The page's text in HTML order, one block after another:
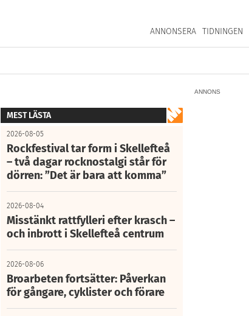
ANNONSERA TIDNINGEN
ANNONS
MEST LÄSTA
2026-08-05
Rockfestival tar form i Skellefteå
– två dagar rocknostalgi står för
dörren: ”Det är bara att komma”
2026-08-04
Misstänkt rattfylleri efter krasch –
och inbrott i Skellefteå centrum
2026-08-06
Broarbeten fortsätter: Påverkan
för gångare, cyklister och förare